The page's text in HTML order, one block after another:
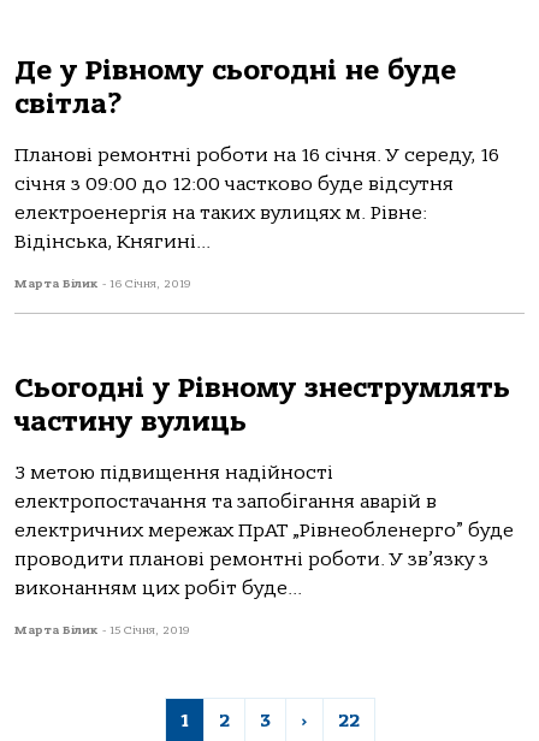
Де у Рівному сьогодні не буде
світла?
Планові ремонтні роботи на 16 січня. У середу, 16
січня з 09:00 до 12:00 частково буде відсутня
електроенергія на таких вулицях м. Рівне:
Відінська, Княгині...
Марта Білик - 16 Січня, 2019
Сьогодні у Рівному знеструмлять
частину вулиць
З метою підвищення надійності
електропостачання та запобігання аварій в
електричних мережах ПрАТ „Рівнеобленерго” буде
проводити планові ремонтні роботи. У зв’язку з
виконанням цих робіт буде...
Марта Білик - 15 Січня, 2019
1 2 3 › 22